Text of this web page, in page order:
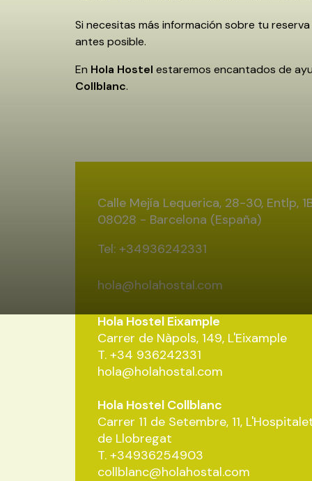
Si necesitas más información sobre tu
antes posible.
En Hola Hostel estaremos encantados de
Collblanc.
Calle Mejía Lequerica, 28-30, Entlp,
08028 - Barcelona (España)
Tel: +34936242331
hola@holahostal.com
Hola Hostel Eixample
Carrer de Nàpols, 149, L'Eixample
T. +34 936242331
hola@holahostal.com
Hola Hostel Collblanc
Carrer 11 de Setembre, 11,
de Llobregat
T. +34936254903
collblanc@holahostal.com